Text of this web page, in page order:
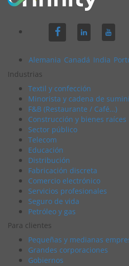
Alemania Canadá India
Industrias
Textil y confección
Minorista y cadena de
F&B (Restaurante / Café…)
Construcción y bienes raíces
Sector público
Telecom
Educación
Distribución
Fabricación discreta
Comercio electrónico
Servicios profesionales
Seguro de vida
Petróleo y gas
Para clientes
Pequeñas y medianas
Grandes corporaciones
Gobiernos